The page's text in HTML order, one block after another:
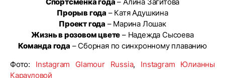
Прорыв года – Катя Адушкина
Проект года – Марина Лошак
Жизнь в розовом цвете – Надежда Сысоева
Команда года – Сборная по синхронному плаванию
Фото: Instagram Glamour Russia, Instagram Юлианны
Карауловой